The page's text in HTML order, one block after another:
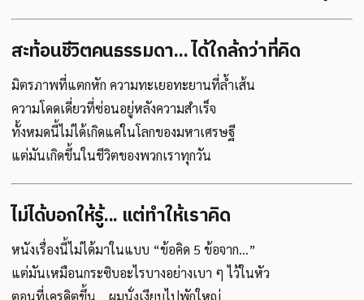
สะท้อนชีวิตคนธรรมดา... ได้ใกล้กว่าที่คิด
มิตรภาพที่แตกหัก ความทะเยอทะยานที่ล้ำเส้น
ความโดดเดี่ยวที่ซ่อนอยู่หลังความสำเร็จ
ทั้งหมดนี้ไม่ได้เกิดแค่ในโลกของมหาเศรษฐี
แต่มันเกิดขึ้นในชีวิตของพวกเราทุกวัน
ไม่ได้บอกให้รู้... แต่ทำให้เราคิด
หนังเรื่องนี้ไม่ได้มาในแบบ “ข้อคิด 5 ข้อจาก...”
แต่มันเหมือนกระซิบอะไรบางอย่างเบา ๆ ไว้ในหัว
ตอนที่เครดิตขึ้น... ผมนั่งเงียบไปพักใหญ่